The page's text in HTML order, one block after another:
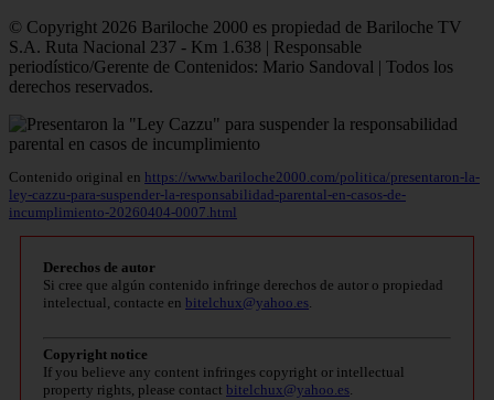
© Copyright 2026 Bariloche 2000 es propiedad de Bariloche TV
S.A. Ruta Nacional 237 - Km 1.638 | Responsable
periodístico/Gerente de Contenidos: Mario Sandoval | Todos los
derechos reservados.
Contenido original en https://www.bariloche2000.com/politica/presentaron-la-
ley-cazzu-para-suspender-la-responsabilidad-parental-en-casos-de-
incumplimiento-20260404-0007.html
Derechos de autor
Si cree que algún contenido infringe derechos de autor o propiedad
intelectual, contacte en bitelchux@yahoo.es.
Copyright notice
If you believe any content infringes copyright or intellectual
property rights, please contact bitelchux@yahoo.es.